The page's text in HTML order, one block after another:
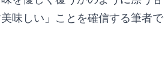
味しい」ことを確信する筆者で